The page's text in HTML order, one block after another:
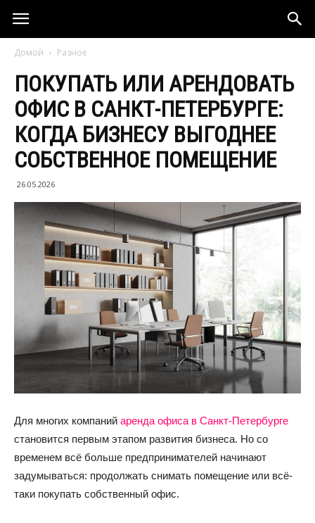
Домой Разное
ПОКУПАТЬ ИЛИ АРЕНДОВАТЬ
ОФИС В САНКТ-ПЕТЕРБУРГЕ:
КОГДА БИЗНЕСУ ВЫГОДНЕЕ
СОБСТВЕННОЕ ПОМЕЩЕНИЕ
26.05.2026
Для многих компаний аренда офиса в Санкт-Петербурге
становится первым этапом развития бизнеса. Но со
временем всё больше предпринимателей начинают
задумываться: продолжать снимать помещение или всё-
таки покупать собственный офис.